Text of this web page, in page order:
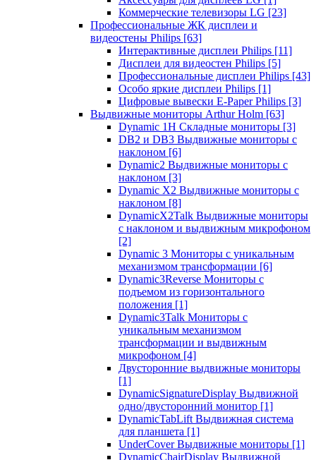
Коммерческие телевизоры LG [23]
Профессиональные ЖК дисплеи и
видеостены Philips [63]
Интерактивные дисплеи Philips [11]
Дисплеи для видеостен Philips [5]
Профессиональные дисплеи Philips [43]
Особо яркие дисплеи Philips [1]
Цифровые вывески E-Paper Philips [3]
Выдвижные мониторы Arthur Holm [63]
Dynamic 1Н Складные мониторы [3]
DB2 и DB3 Выдвижные мониторы с
наклоном [6]
Dynamic2 Выдвижные мониторы с
наклоном [3]
Dynamic X2 Выдвижные мониторы с
наклоном [8]
DynamicX2Talk Выдвижные мониторы
с наклоном и выдвижным микрофоном
[2]
Dynamic 3 Мониторы с уникальным
механизмом трансформации [6]
Dynamic3Reverse Мониторы с
подъемом из горизонтального
положения [1]
Dynamic3Talk Мониторы с
уникальным механизмом
трансформации и выдвижным
микрофоном [4]
Двусторонние выдвижные мониторы
[1]
DynamicSignatureDisplay Выдвижной
одно/двусторонний монитор [1]
DynamicTabLift Выдвижная система
для планшета [1]
UnderCover Выдвижные мониторы [1]
DynamicChairDisplay Выдвижной